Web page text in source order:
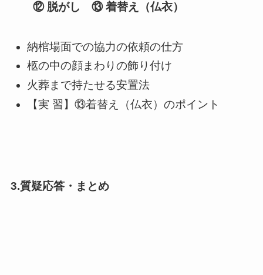
⑫ 脱がし ⑬着替え（仏衣）
納棺場面での協力の依頼の仕方
柩の中の顔まわりの飾り付け
火葬まで持たせる安置法
【実 習】⑬着替え（仏衣）のポイント
3.質疑応答・まとめ